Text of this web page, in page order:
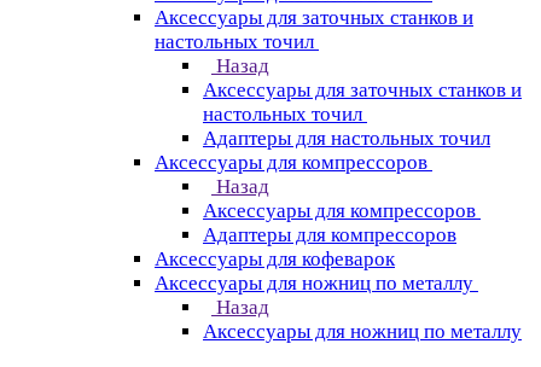
Аксессуары для заточных станков и
настольных точил
Назад
Аксессуары для заточных станков и
настольных точил
Адаптеры для настольных точил
Аксессуары для компрессоров
Назад
Аксессуары для компрессоров
Адаптеры для компрессоров
Аксессуары для кофеварок
Аксессуары для ножниц по металлу
Назад
Аксессуары для ножниц по металлу